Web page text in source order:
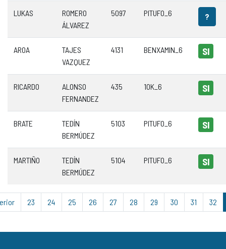
LUKAS
ROMERO
ÁLVAREZ
5097 PITUFO_6 ?
AROA
TAJES
VAZQUEZ
4131 BENXAMIN_6 SI
RICARDO
ALONSO
FERNANDEZ
435 10K_6 SI
BRATE
TEDÍN
BERMÚDEZ
5103 PITUFO_6 SI
MARTIÑO
TEDÍN
BERMÚDEZ
5104 PITUFO_6 SI
23 24 25 26 27 28 29 30 31 32